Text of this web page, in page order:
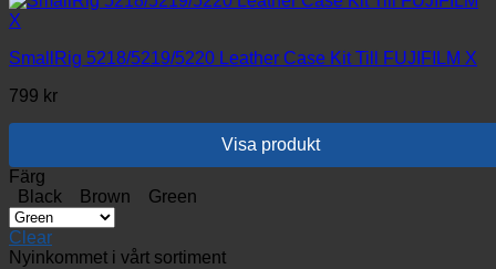
varianter.
olika
kan
SmallRig 5218/5219/5220 Leather Case Kit Till FUJIFILM X
799 kr
Visa produkt
Den
här
produkten
har
flera
Färg
Black
Brown Green
Clear
Nyinkommet i vårt sortiment